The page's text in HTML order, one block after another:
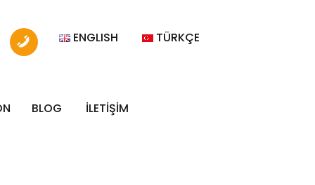
ENGLISH TÜRKÇE
BLOG İLETİŞİM